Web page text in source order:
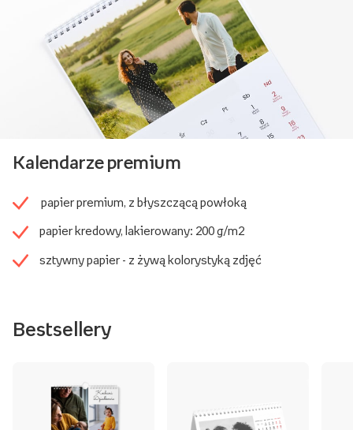
Kalendarze premium
papier premium, z błyszczącą powłoką
papier kredowy, lakierowany: 200 g/m2
sztywny papier - z żywą kolorystyką zdjęć
Bestsellery